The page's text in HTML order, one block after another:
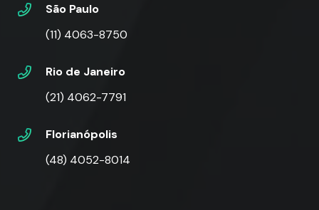
São Paulo
(11) 4063-8750
Rio de Janeiro
(21) 4062-7791
Florianópolis
(48) 4052-8014